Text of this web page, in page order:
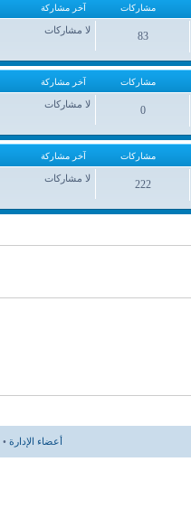
مشاركات آخر مشاركة
83
مشاركات
لا مشاركات
مشاركات آخر مشاركة
0
مشاركات
لا مشاركات
مشاركات آخر مشاركة
222
مشاركات
لا مشاركات
أعضاء الإدارة •